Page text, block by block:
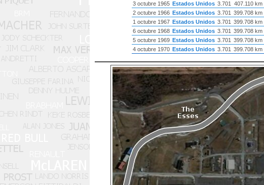
3 octubre 1965 Estados Unidos 3.701 407.110 km
2 octubre 1966 Estados Unidos 3.701 399.708 km
1 octubre 1967 Estados Unidos 3.701 399.708 km
6 octubre 1968 Estados Unidos 3.701 399.708 km
5 octubre 1969 Estados Unidos 3.701 399.708 km
4 octubre 1970 Estados Unidos 3.701 399.708 km